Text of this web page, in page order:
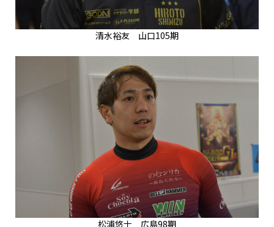
清水裕友 山口105期
松浦悠士 広島98期